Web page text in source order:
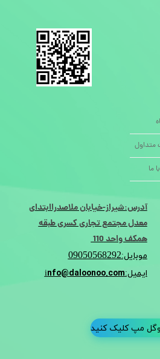
متداول
ما
آدرس:شیراز-خیابان ملاصدراابتدای
معدل مجتمع تجاری کسری طبقه
همکف واحد 110
موبایل:09050568292
ایمیل:info@daloonoo.com
مپ کلیک کنید